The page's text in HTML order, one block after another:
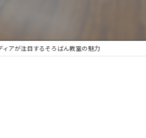
ィアが注目するそろばん教室の魅力